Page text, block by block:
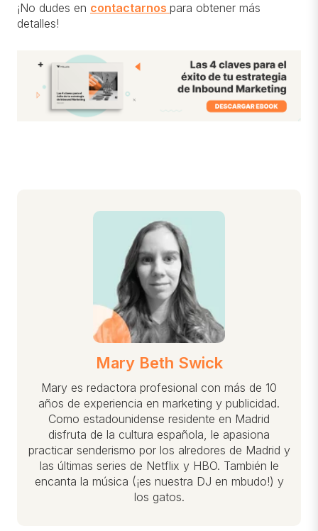
¡No dudes en contactarnos para obtener más
detalles!
Mary Beth Swick
Mary es redactora profesional con más de 10
años de experiencia en marketing y publicidad.
Como estadounidense residente en Madrid
disfruta de la cultura española, le apasiona
practicar senderismo por los alredores de Madrid y
las últimas series de Netflix y HBO. También le
encanta la música (¡es nuestra DJ en mbudo!) y
los gatos.